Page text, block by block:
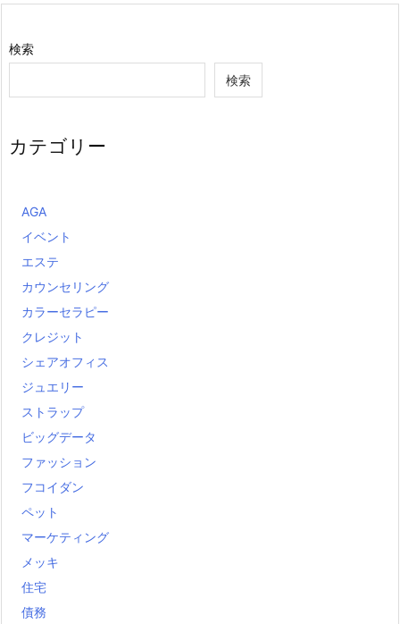
検索
検索
カテゴリー
AGA
イベント
エステ
カウンセリング
カラーセラピー
クレジット
シェアオフィス
ジュエリー
ストラップ
ビッグデータ
ファッション
フコイダン
ペット
マーケティング
メッキ
住宅
債務